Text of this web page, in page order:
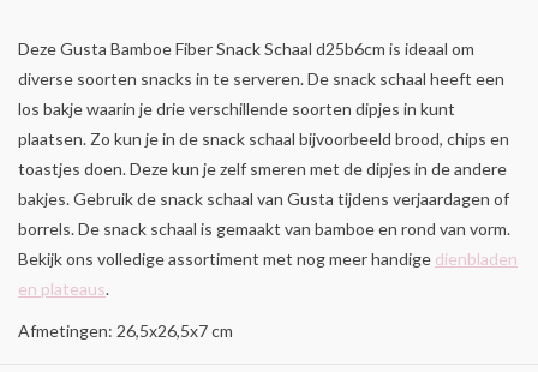
Deze Gusta Bamboe Fiber Snack Schaal d25b6cm is ideaal om
diverse soorten snacks in te serveren. De snack schaal heeft een
los bakje waarin je drie verschillende soorten dipjes in kunt
plaatsen. Zo kun je in de snack schaal bijvoorbeeld brood, chips en
toastjes doen. Deze kun je zelf smeren met de dipjes in de andere
bakjes. Gebruik de snack schaal van Gusta tijdens verjaardagen of
borrels. De snack schaal is gemaakt van bamboe en rond van vorm.
Bekijk ons volledige assortiment met nog meer handige dienbladen
en plateaus.
Afmetingen: 26,5x26,5x7 cm